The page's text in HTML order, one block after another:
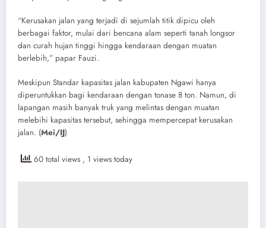
“Kerusakan jalan yang terjadi di sejumlah titik dipicu oleh
berbagai faktor, mulai dari bencana alam seperti tanah longsor
dan curah hujan tinggi hingga kendaraan dengan muatan
berlebih,” papar Fauzi.
Meskipun Standar kapasitas jalan kabupaten Ngawi hanya
diperuntukkan bagi kendaraan dengan tonase 8 ton. Namun, di
lapangan masih banyak truk yang melintas dengan muatan
melebihi kapasitas tersebut, sehingga mempercepat kerusakan
jalan. (Mei/IJ)
60 total views , 1 views today